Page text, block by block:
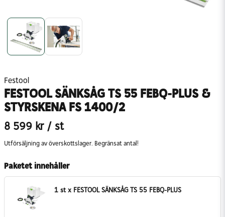
Festool
FESTOOL SÄNKSÅG TS 55 FEBQ-PLUS &
STYRSKENA FS 1400/2
8 599 kr / st
Utförsäljning av överskottslager. Begränsat antal!
Paketet innehåller
1 st x FESTOOL SÄNKSÅG TS 55 FEBQ-PLUS